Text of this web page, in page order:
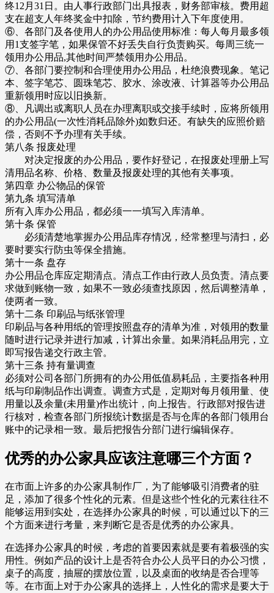
终12月31日。由人事行政部门出具报表，财务部审核。费用超
支在超支人年终奖金中扣除，节约费用计入下年度使用。
⑥、各部门及各使用人的办公用品使用标准：每人每月最多领
用1支签字笔，如果保管不好丢失自行负责购买。每周三统一
领用办公用品,其他时间严禁领用办公用品。
⑦、各部门要控制和合理使用办公用品，杜绝浪费现象。笔记
本、签字笔芯、圆珠笔芯、胶水、涂改液、计算器等办公用品
重新领用时应以旧换新。
⑧、凡调出或离职人员在办理离职或交接手续时，应将所领用
的办公用品(一次性消耗品除外)如数归还。有缺失的应照价赔
偿，否则不予办理有关手续。
第八条 报废处理
对决定报废的办公用品，要作好登记，在报废处理册上写
清用品名称、价格、数量及报废处理的其他有关事项。
第四章 办公物品的保管
第九条 填写清单
所有入库办公用品，都必须一一填写入库清单。
第十条 保管
必须清楚地掌握办公用品库存情况，经常整理与清扫，必
要时要实行防虫等保全措施。
第十一条 盘存
办公用品仓库应定期清点。清点工作由行政人员负责。清点要
求做到账物一致，如果不一致必须查找原因，然后调整清单，
使两者一致。
第十二条 印刷品与纸张管理
印刷品与各种用纸的管理按照盘存的清单为准，对领用的数量
随时进行记录并进行加减，计算出余量。如果消耗品用完，立
即写报告递交行政主管。
第十三条 持有量调查
必须对公司各部门所拥有的办公用低值易耗品，主要指各种用
纸与印刷制品作出调查。调查方式是，定期对每月领用量、使
用量以及余量(未用量)作出统计，向上报告。行政部对报告进
行核对，检查各部门所报统计数据是否与仓库的各部门领用台
账中的记录相一致。最后把报告分部门进行编辑保存。
优秀的办公家具应该注意哪三个方面？
在市面上许多的办公家具制作厂，为了能够吸引消费者的驻
足，添加了很多个性化的元素。但是这些个性化的元素往往不
能够运用到实处，在选择办公家具的时候，可以通过以下的三
个方面来进行考量，来判断它是否是优秀的办公家具。
在选择办公家具的时候，考虑的首要因素就是要有着极强的实
用性。例如产品的设计上是否符合办公人员平日的办公习惯，
桌子的高度，抽屉的摆放位置，以及桌面的收纳是否合理等
等。在市面上对于办公家具的选择上，人性化的需求是要大于